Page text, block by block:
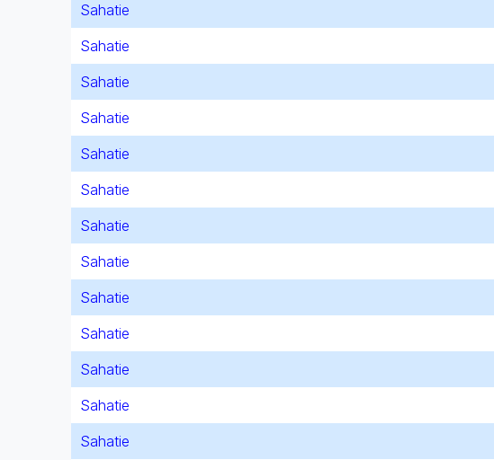
Sahatie
Sahatie
Sahatie
Sahatie
Sahatie
Sahatie
Sahatie
Sahatie
Sahatie
Sahatie
Sahatie
Sahatie
Sahatie